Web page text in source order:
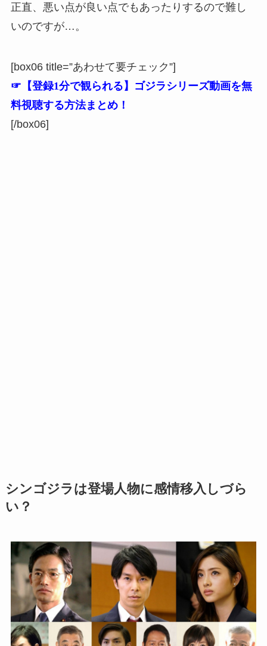
正直、悪い点が良い点でもあったりするので難し
いのですが…。
[box06 title=”あわせて要チェック”]
☞【登録1分で観られる】ゴジラシリーズ動画を無
料視聴する方法まとめ！
[/box06]
シンゴジラは登場人物に感情移入しづら
い？